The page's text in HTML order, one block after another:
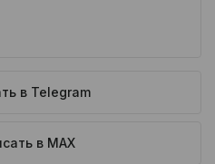
в Telegram
в MAX